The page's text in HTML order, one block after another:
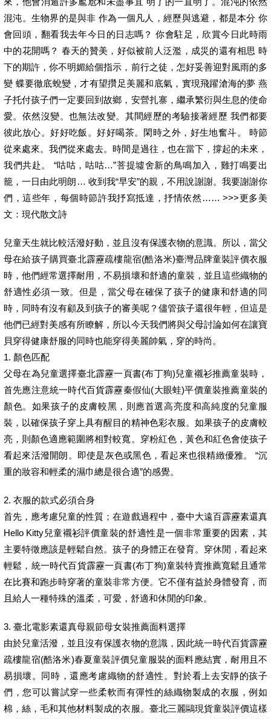
混沌。生物界的是與非 作為一個凡人，經歷與逃避，都是本分 你
會回頭，翻看我去年今日的日志嗎？ 你會駐足，欣賞今日此時雨
中的花開嗎？ 春天的贊美，好似被前人泛濫，成災的還有相思 時
下的期許，你不明媚給個指示，前行之徒，怎好妥善迎對風雨的多
變 蝶要徹底蛻變，才有望攢足美麗和底氣，實現飛躍滄海的夢 燕
子托付孩子們一定要回到故鄉，安營扎寨，繼承繁衍與生息的使命
愛。依然沒變。也無法改變。其間經歷的考驗接著經歷 我們都要
彼此放心。好好吃飯。好好喝茶。閑時之外，好生地奮斗。 時節
從來處來。我們從來處去。時間是過往，也在當下，撐起的未來，
我們共赴。 “咕咕，咕咕…”菩提墟舍新的鳥鳴加入，雞打鳴要出
籠，一日由此明朗… 收到我“早安”的親，不用說謝謝。我要謝謝你
們，這些年，每個時節許我抒寫抵達，抒情依然…… >>>更多美
文：現代散文詩
兒童天生就比較活潑好動，並且沒有保護衣物的意識。所以，當父
母在給孩子購買臺北霹靂疏樓龍宿(酷洛米)臺灣品牌童裝評價衣服
時，他們經常選擇耐用，不易損壞和舒適的童裝，並且這些織物的
舒適性必須一致。但是，當父母在確保了孩子的健康和舒適的同
時，同時有沒有顧及到孩子的審美呢？儘管孩子還很年輕，但這是
他們已經對美感有所瞭解，所以今天我們將與父母討論如何在讓寶
貝穿得健康舒服的同時也能穿得美麗帥氣，穿的時尚。
1. 顏色匹配
父母在為兒童選擇臺北霹靂一頁書(布丁狗)兒童襯衫推薦童裝時，
首先應注意統一時代百貨霹靂秦假仙(大眼蛙)平價童裝推薦童裝的
顏色。如果孩子的皮膚較黑，則應首選高亮度和高純度的兒童服
裝，以確保孩子穿上具有醒目的精神色彩衣服。如果孩子的皮膚較
亮，則顏色適應範圍將相對較寬。穿粉紅色，黃色和紅色會使孩子
看起來活潑開朗。即使是灰色或黑色，看起來也很精緻優雅。 “沉
重的妝容和輕柔的濕巾總是很合適”的感覺。
2. 衣服的款式必須合身
首先，應考慮兒童的性質；在遊戲過程中，臺中大遠百霹靂素還真
Hello Kitty兒童襯衫評價童裝的舒適性是一個非常重要的因素，其
主要特徵應該是輕鬆自然。孩子的身體正在發育。穿休閒，看起來
輕鬆，統一時代百貨霹靂一頁書(布丁狗)童裝特賣推薦寬鬆且通常
在比賽和跑步時穿著的童裝非常方便。它不僅有益於身體發育，而
且給人一種特殊的溫柔，可愛，舒適和休閒的印象。
3. 臺北電影素還真母親節母女裝推薦面料選擇
由於兒童活潑，並且沒有保護衣物的意識，因此統一時代百貨霹靂
疏樓龍宿(酷洛米)春夏童裝評價兒童服裝的面料應結實，耐用且不
易損壞。同時，還應考慮織物的舒適性。對於看上去安靜的孩子
們，您可以嘗試穿一些柔軟而有彈性的絲織物製成的衣服，例如
棉，絲，毛和其他材料製成的衣服。臺北三麗鷗現貨童裝評價這樣